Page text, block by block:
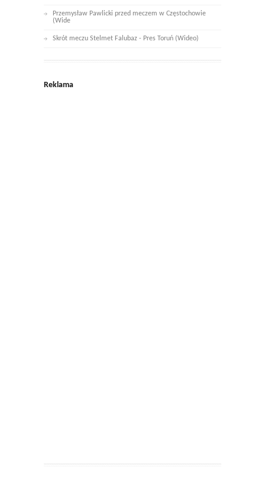
Przemysław Pawlicki przed meczem w Częstochowie
(Wide
Skrót meczu Stelmet Falubaz - Pres Toruń (Wideo)
Reklama